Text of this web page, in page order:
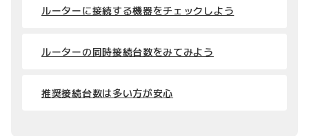
ルーターに接続する機器をチェックしよう
ルーターの同時接続台数をみてみよう
推奨接続台数は多い方が安心